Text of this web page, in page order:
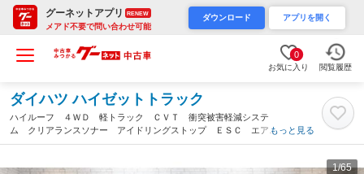
グーネットアプリ RENEW
メアド不要で問い合わせ可能
ダウンロード アプリを開く
0
お気に入り 閲覧履歴
ダイハツ ハイゼットトラック
ハイルーフ ４ＷＤ 軽トラック ＣＶＴ 衝突被害軽減システ
ム クリアランスソナー アイドリングストップ ＥＳＣ エアコ
ン パワーウィンドウ 運転席エアバッグ（奈良県）
もっと見る
1/65